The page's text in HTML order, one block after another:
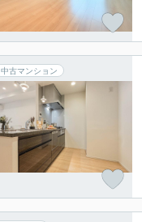
中古マンション